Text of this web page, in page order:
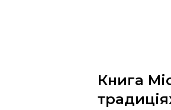
Книга